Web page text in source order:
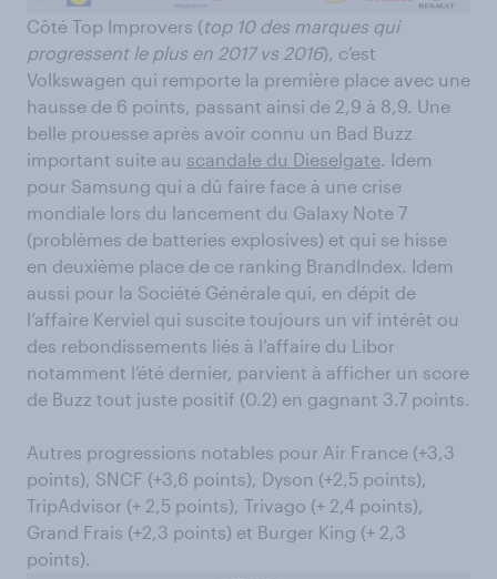
Côté Top Improvers (top 10 des marques qui
progressent le plus en 2017 vs 2016), c’est
Volkswagen qui remporte la première place avec une
hausse de 6 points, passant ainsi de 2,9 à 8,9. Une
belle prouesse après avoir connu un Bad Buzz
important suite au scandale du Dieselgate. Idem
pour Samsung qui a dû faire face à une crise
mondiale lors du lancement du Galaxy Note 7
(problèmes de batteries explosives) et qui se hisse
en deuxième place de ce ranking BrandIndex. Idem
aussi pour la Société Générale qui, en dépit de
l’affaire Kerviel qui suscite toujours un vif intérêt ou
des rebondissements liés à l’affaire du Libor
notamment l’été dernier, parvient à afficher un score
de Buzz tout juste positif (0.2) en gagnant 3.7 points.
Autres progressions notables pour Air France (+3,3
points), SNCF (+3,6 points), Dyson (+2,5 points),
TripAdvisor (+ 2,5 points), Trivago (+ 2,4 points),
Grand Frais (+2,3 points) et Burger King (+ 2,3
points).